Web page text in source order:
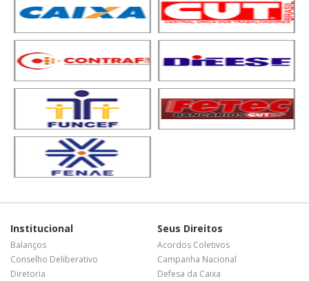
Institucional
Balanços
Conselho Deliberativo
Diretoria
Seus Direitos
Acordos Coletivos
Campanha Nacional
Defesa da Caixa